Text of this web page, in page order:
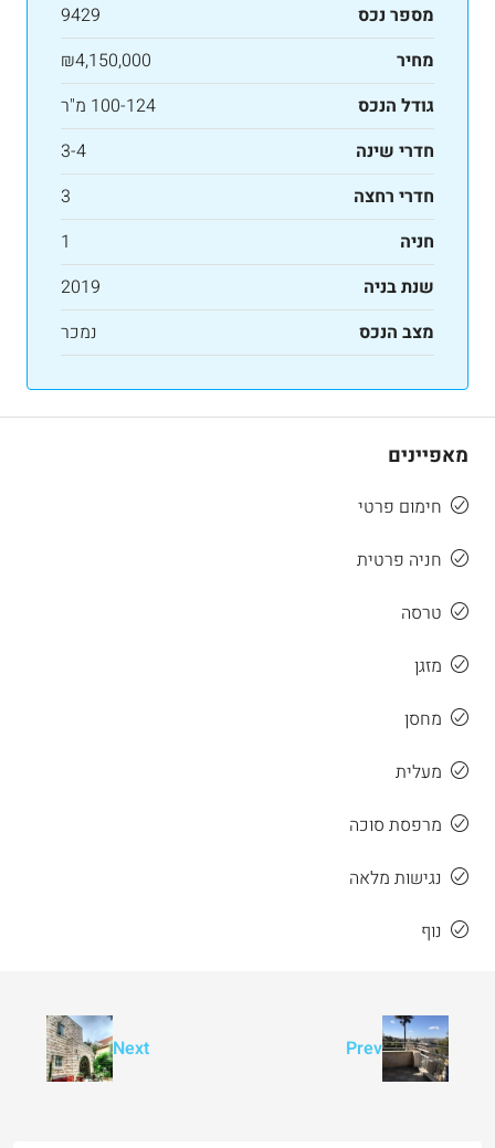
מספר נכס
9429
מחיר
₪4,150,000
גודל הנכס
100-124 מ"ר
חדרי שינה
3-4
חדרי רחצה
3
חניה
1
שנת בניה
2019
מצב הנכס
נמכר
מאפיינים
חימום פרטי
חניה פרטית
טרסה
מזגן
מחסן
מעלית
מרפסת סוכה
נגישות מלאה
נוף
Prev
Next